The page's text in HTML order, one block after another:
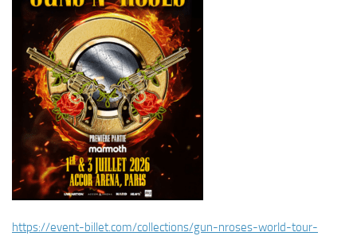
https://event-billet.com/collections/gun-nroses-world-tour-